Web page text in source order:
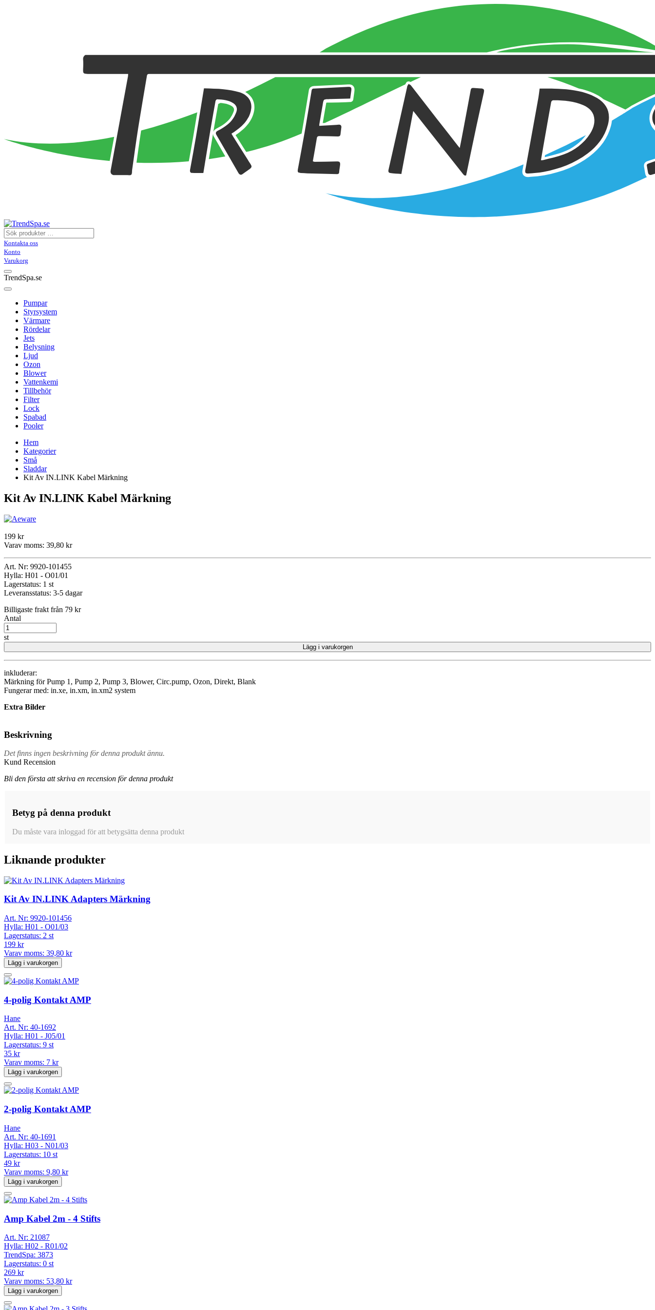
Kontakta oss
Konto
Varukorg
TrendSpa.se
Pumpar
Styrsystem
Värmare
Rördelar
Jets
Belysning
Ljud
Ozon
Blower
Vattenkemi
Tillbehör
Filter
Lock
Spabad
Pooler
Hem
Kategorier
Små
Sladdar
Kit Av IN.LINK Kabel Märkning
Kit Av IN.LINK Kabel Märkning
199 kr
Varav moms: 39,80 kr
Art. Nr: 9920-101455
Hylla: H01 - O01/01
Lagerstatus: 1 st
Leveransstatus: 3-5 dagar
Billigaste frakt från 79 kr
Antal
st
Lägg i varukorgen
inkluderar:
Märkning för Pump 1, Pump 2, Pump 3, Blower, Circ.pump, Ozon, Direkt, Blank
Fungerar med: in.xe, in.xm, in.xm2 system
Extra Bilder
Beskrivning
Det finns ingen beskrivning för denna produkt ännu.
Kund Recension
Bli den första att skriva en recension för denna produkt
Betyg på denna produkt
Du måste vara inloggad för att betygsätta denna produkt
Liknande produkter
Kit Av IN.LINK Adapters Märkning
Art. Nr: 9920-101456
Hylla: H01 - O01/03
Lagerstatus: 2 st
199 kr
Varav moms: 39,80 kr
Lägg i varukorgen
4-polig Kontakt AMP
Hane
Art. Nr: 40-1692
Hylla: H01 - J05/01
Lagerstatus: 9 st
35 kr
Varav moms: 7 kr
Lägg i varukorgen
2-polig Kontakt AMP
Hane
Art. Nr: 40-1691
Hylla: H03 - N01/03
Lagerstatus: 10 st
49 kr
Varav moms: 9,80 kr
Lägg i varukorgen
Amp Kabel 2m - 4 Stifts
Art. Nr: 21087
Hylla: H02 - R01/02
TrendSpa: 3873
Lagerstatus: 0 st
269 kr
Varav moms: 53,80 kr
Lägg i varukorgen